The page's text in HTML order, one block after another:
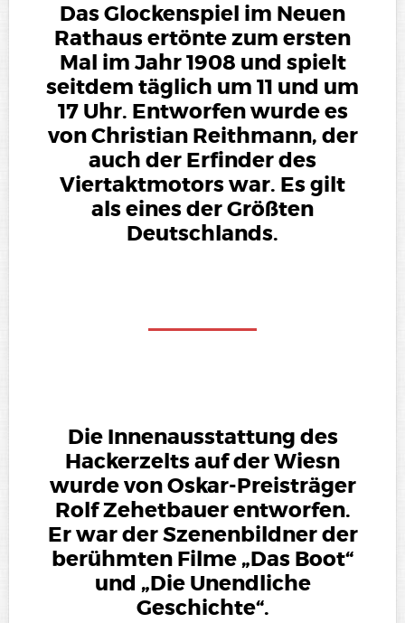
Das Glockenspiel im Neuen
Rathaus ertönte zum ersten
Mal im Jahr 1908 und spielt
seitdem täglich um 11 und um
17 Uhr. Entworfen wurde es
von Christian Reithmann, der
auch der Erfinder des
Viertaktmotors war. Es gilt
als eines der Größten
Deutschlands.
Die Innenausstattung des
Hackerzelts auf der Wiesn
wurde von Oskar-Preisträger
Rolf Zehetbauer entworfen.
Er war der Szenenbildner der
berühmten Filme „Das Boot“
und „Die Unendliche
Geschichte“.